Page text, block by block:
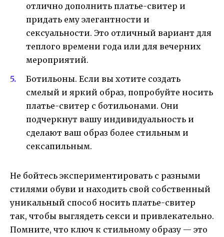
отлично дополнить платье-свитер и
придать ему элегантности и
сексуальности. Это отличный вариант для
теплого времени года или для вечерних
мероприятий.
Ботильоны. Если вы хотите создать
смелый и яркий образ, попробуйте носить
платье-свитер с ботильонами. Они
подчеркнут вашу индивидуальность и
сделают ваш образ более стильным и
сексапильным.
Не бойтесь экспериментировать с разными
стилями обуви и находить свой собственный
уникальный способ носить платье-свитер
так, чтобы выглядеть секси и привлекательно.
Помните, что ключ к стильному образу — это